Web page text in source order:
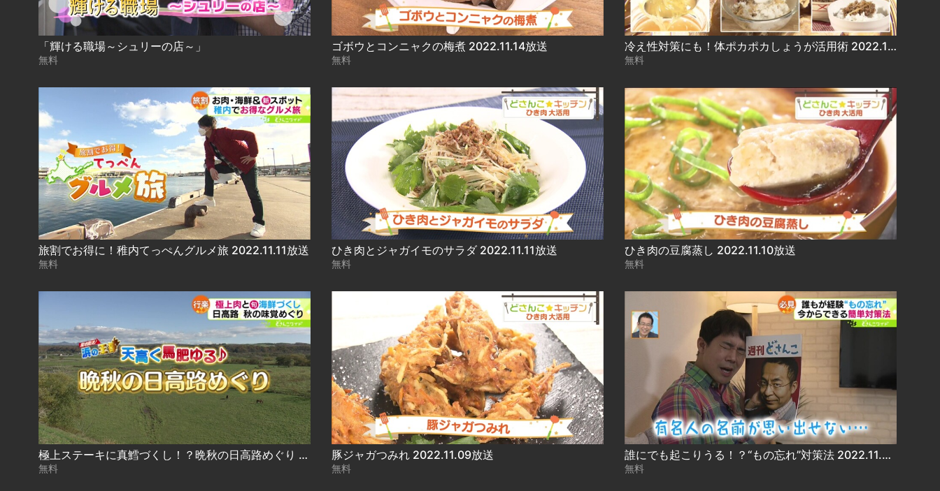
「輝ける職場～シュリーの店～」
無料
ゴボウとコンニャクの梅煮 2022.11.14放送
無料
冷え性対策にも！体ポカポカしょうが活用術 2022.11.14放送
無料
旅割でお得に！稚内てっぺんグルメ旅 2022.11.11放送
無料
ひき肉とジャガイモのサラダ 2022.11.11放送
無料
ひき肉の豆腐蒸し 2022.11.10放送
無料
極上ステーキに真鱈づくし！？晩秋の日高路めぐり 2022.11.10放送
無料
豚ジャガつみれ 2022.11.09放送
無料
誰にでも起こりうる！？“もの忘れ”対策法 2022.11.09放送
無料